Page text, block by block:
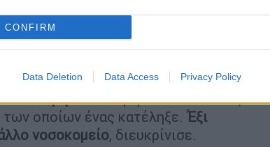
CONFIRM
Data Deletion Data Access Privacy Policy
Ουάσινγκτον (X)
Λόνγκβιουανέφερε στο ABC πως
των οποίων ένας κατέληξε. Έξι
νοσοκομείο, διευκρίνισε.